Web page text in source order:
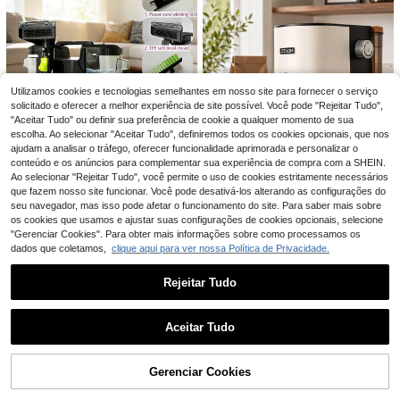
de Aspirador | Construção, Suprime
ntos para Higiene de Animais de Est
imação
Aspirador de pó portátil multifuncio
nal para limpeza de carpetes e tape
tes macios, modelo atualizado de 2
026. Ideal para animais de estimaç
ão, carros e detalhamento automoti
vo, limpeza de escritórios e copas.
Acompanha diversos acessórios e s
5 Left
164,71€
Máquina de Espresso Semiautomáti
ca Italiana para Uso Doméstico, Pe
quena Máquina de Espresso com B
omba de Alta Pressão de 15 Bar e E
spumador de Leite a Vapor, Reserva
tório de Água Removível de 1000ml
10 Left
181,54€
Utilizamos cookies e tecnologias semelhantes em nosso site para fornecer o serviço
solicitado e oferecer a melhor experiência de site possível. Você pode "Rejeitar Tudo",
"Aceitar Tudo" ou definir sua preferência de cookie a qualquer momento de sua
escolha. Ao selecionar "Aceitar Tudo", definiremos todos os cookies opcionais, que nos
ajudam a analisar o tráfego, oferecer funcionalidade aprimorada e personalizar o
conteúdo e os anúncios para complementar sua experiência de compra com a SHEIN.
Ao selecionar "Rejeitar Tudo", você permite o uso de cookies estritamente necessários
que fazem nosso site funcionar. Você pode desativá-los alterando as configurações do
seu navegador, mas isso pode afetar o funcionamento do site. Para saber mais sobre
os cookies que usamos e ajustar suas configurações de cookies opcionais, selecione
"Gerenciar Cookies". Para obter mais informações sobre como processamos os
dados que coletamos, clique aqui para ver nossa Política de Privacidade.
Rejeitar Tudo
Aceitar Tudo
Gerenciar Cookies